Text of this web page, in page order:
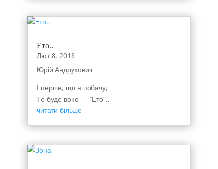
Ето..
Лют 8, 2018
Юрій Андрухович
І перше, що я побачу,
То буде воно — “Ето”..
читати більше